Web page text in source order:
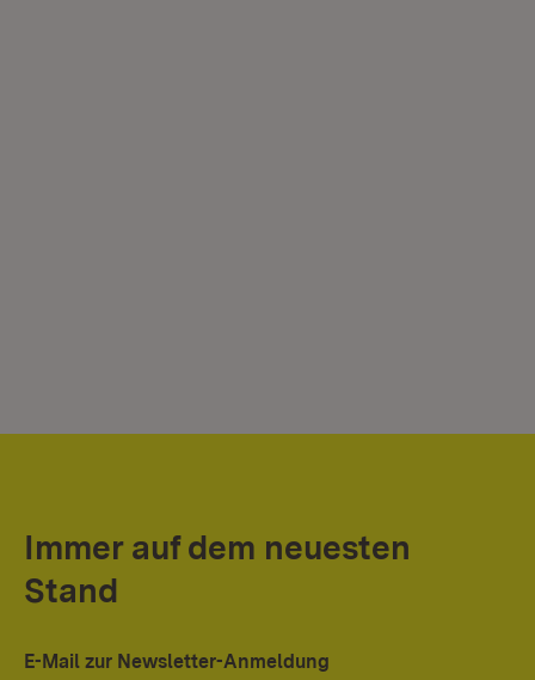
Immer auf dem neuesten
Stand
E-Mail zur Newsletter-Anmeldung